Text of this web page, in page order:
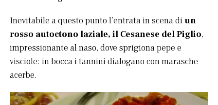
Inevitabile a questo punto l’entrata in scena di un
rosso autoctono laziale, il Cesanese del Piglio,
impressionante al naso, dove sprigiona pepe e
visciole: in bocca i tannini dialogano con marasche
acerbe.